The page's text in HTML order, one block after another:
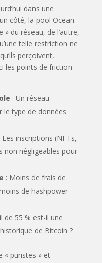
dans une
côté, la pool Ocean
du réseau, de l’autre,
telle restriction ne
perçoivent,
les points de friction
: Un réseau
le type de données
Les inscriptions (NFTs,
non négligeables pour
: Moins de frais de
de hashpower
de 55 % est-il une
de Bitcoin ?
« puristes » et